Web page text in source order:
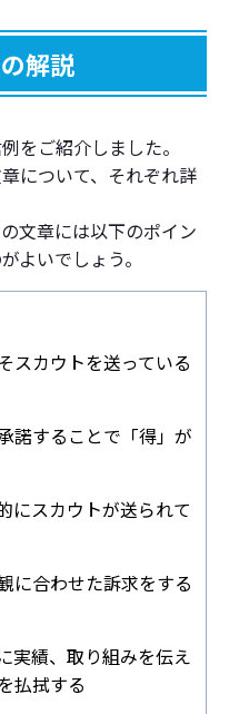
解説
をご紹介しました。
について、それぞれ詳
文章には以下のポイン
よいでしょう。
スカウトを送っている
諾することで「得」が
にスカウトが送られて
に合わせた訴求をする
実績、取り組みを伝え
払拭する